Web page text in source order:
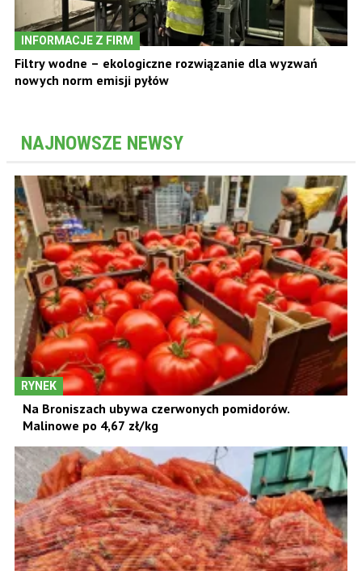
INFORMACJE Z FIRM
Filtry wodne – ekologiczne rozwiązanie dla wyzwań
nowych norm emisji pyłów
NAJNOWSZE NEWSY
RYNEK
Na Broniszach ubywa czerwonych pomidorów.
Malinowe po 4,67 zł/kg